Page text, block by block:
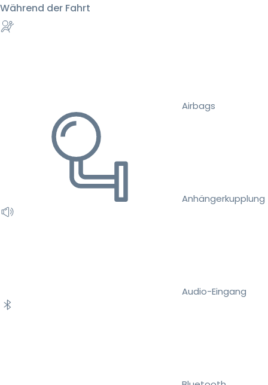
Während der Fahrt
Airbags
Anhängerkupplung
Audio-Eingang